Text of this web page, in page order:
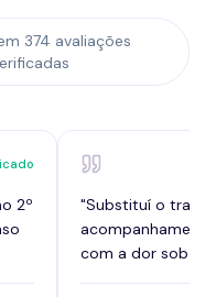
374 avaliações
2º
"Substituí o
com a dor sob